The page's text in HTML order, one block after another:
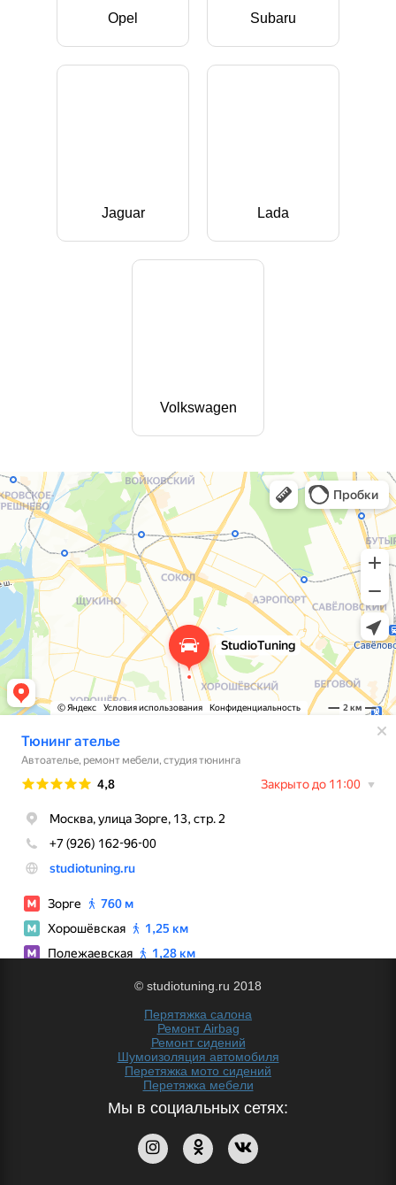
Opel Subaru
Jaguar Lada
Volkswagen
© studiotuning.ru 2018
Перятяжка салона
Ремонт Airbag
Ремонт сидений
Шумоизоляция автомобиля
Перетяжка мото сидений
Перетяжка мебели
Мы в социальных сетях: